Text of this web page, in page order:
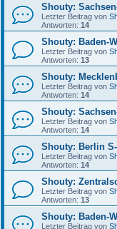
Shouty:
Letzter Beitrag von
Antworten: 14
Shouty: Baden-
Letzter Beitrag von
Antworten: 13
Shouty:
Letzter Beitrag von
Antworten: 14
Shouty:
Letzter Beitrag von
Antworten: 14
Shouty: Berlin
Letzter Beitrag von
Antworten: 14
Shouty:
Letzter Beitrag von
Antworten: 13
Shouty: Baden-
Letzter Beitrag von